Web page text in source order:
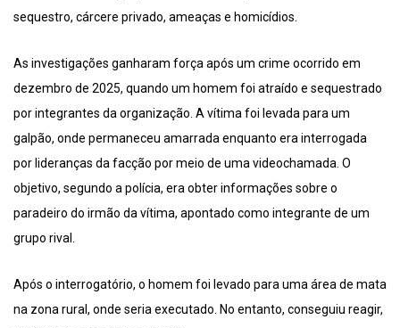
sequestro, cárcere privado, ameaças e homicídios.
As investigações ganharam força após um crime ocorrido em
dezembro de 2025, quando um homem foi atraído e sequestrado
por integrantes da organização. A vítima foi levada para um
galpão, onde permaneceu amarrada enquanto era interrogada
por lideranças da facção por meio de uma videochamada. O
objetivo, segundo a polícia, era obter informações sobre o
paradeiro do irmão da vítima, apontado como integrante de um
grupo rival.
Após o interrogatório, o homem foi levado para uma área de mata
na zona rural, onde seria executado. No entanto, conseguiu reagir,